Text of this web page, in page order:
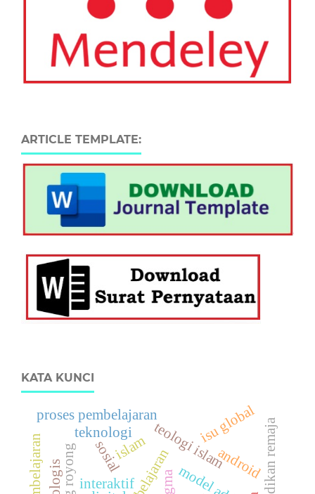
ARTICLE TEMPLATE:
KATA KUNCI
teologi islamandroid
interaktif
islam
proses pembelajaran isu global
teknologi
sosial